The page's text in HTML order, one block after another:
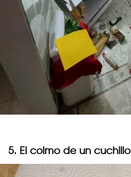
5. El colmo de un cuchillo